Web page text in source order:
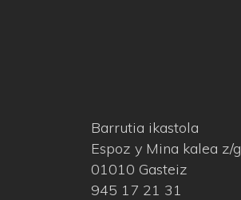
Barrutia ikastola
Espoz y Mina kalea z/g
01010 Gasteiz
945 17 21 31